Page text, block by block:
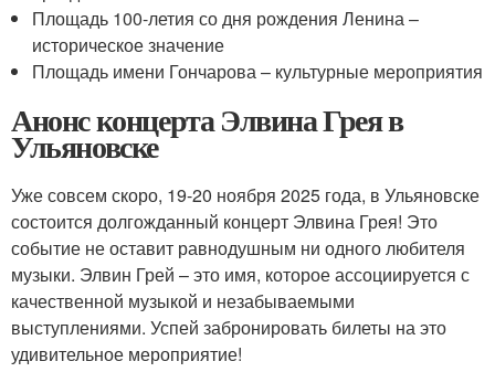
Площадь 100-летия со дня рождения Ленина –
историческое значение
Площадь имени Гончарова – культурные мероприятия
Анонс концерта Элвина Грея в
Ульяновске
Уже совсем скоро, 19-20 ноября 2025 года, в Ульяновске
состоится долгожданный концерт Элвина Грея! Это
событие не оставит равнодушным ни одного любителя
музыки. Элвин Грей – это имя, которое ассоциируется с
качественной музыкой и незабываемыми
выступлениями. Успей забронировать билеты на это
удивительное мероприятие!